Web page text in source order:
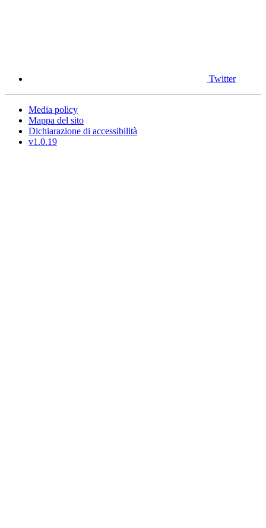
Twitter
Media policy
Mappa del sito
Dichiarazione di accessibilità
v1.0.19